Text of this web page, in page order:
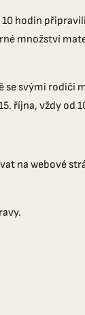
10 hodin
množství
se svými
října, vždy od
na webové